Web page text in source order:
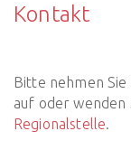
Kontakt
Bitte nehmen
auf oder wenden
Regionalstelle